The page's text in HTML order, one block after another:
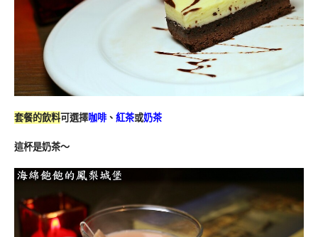
套餐的飲料可選擇咖啡、 紅茶或奶茶
這杯是奶茶～